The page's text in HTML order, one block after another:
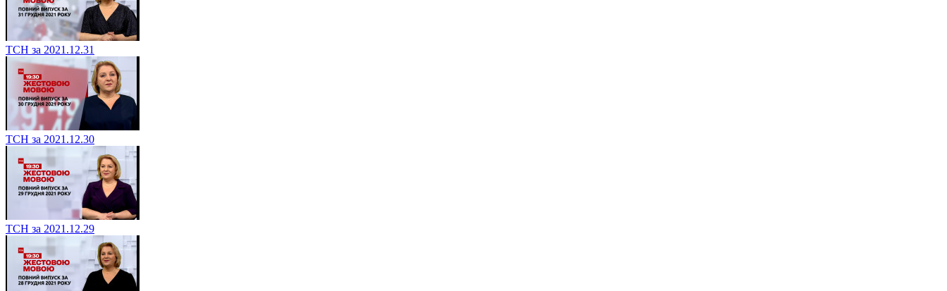
ТСН за 2021.12.31
ТСН за 2021.12.30
ТСН за 2021.12.29